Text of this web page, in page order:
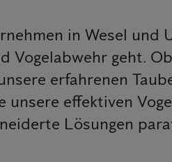
in Wesel und
Vogelabwehr geht.
erfahrenen
unsere effektiven
Lösungen